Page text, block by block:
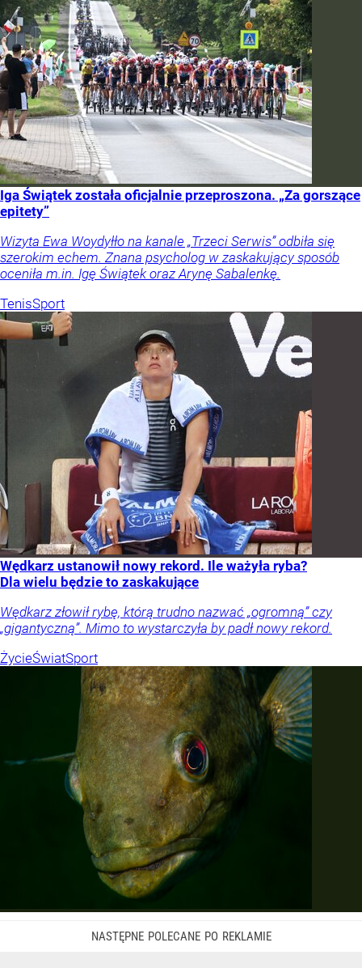
Iga Świątek została oficjalnie przeproszona. „Za gorszące
epitety”
Wizyta Ewa Woydyłło na kanale „Trzeci Serwis” odbiła się
szerokim echem. Znana psycholog w zaskakujący sposób
oceniła m.in. Igę Świątek oraz Arynę Sabalenkę.
TenisSport
Wędkarz ustanowił nowy rekord. Ile ważyła ryba?
Dla wielu będzie to zaskakujące
Wędkarz złowił rybę, którą trudno nazwać „ogromną” czy
„gigantyczną”. Mimo to wystarczyła by padł nowy rekord.
ŻycieŚwiatSport